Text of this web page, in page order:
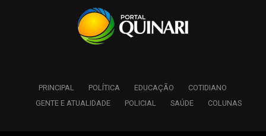
PRINCIPAL POLÍTICA EDUCAÇÃO
COTIDIANO
GENTE E ATUALIDADE
POLICIAL SAÚDE COLUNAS